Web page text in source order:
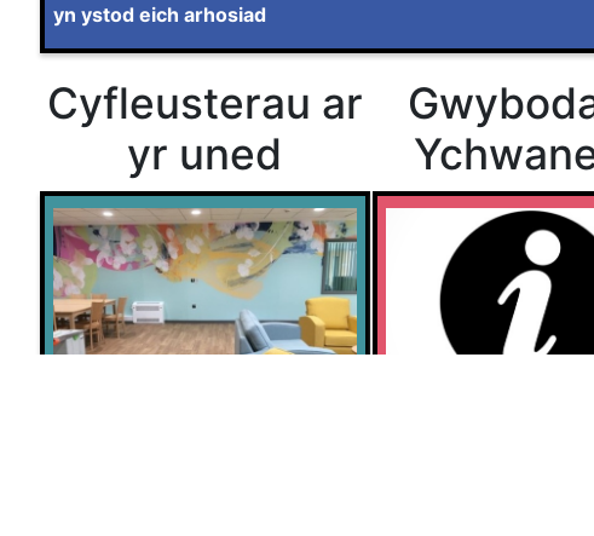
yn ystod eich arhosiad
Cyfleusterau ar
yr uned